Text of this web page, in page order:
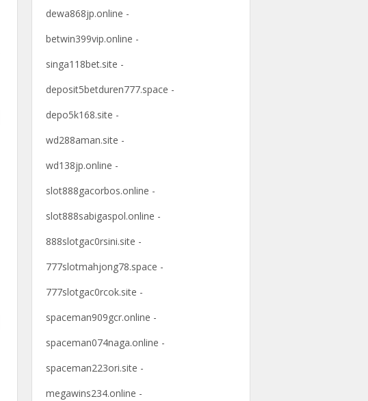
dewa868jp.online -
betwin399vip.online -
singa118bet.site -
deposit5betduren777.space -
depo5k168.site -
wd288aman.site -
wd138jp.online -
slot888gacorbos.online -
slot888sabigaspol.online -
888slotgac0rsini.site -
777slotmahjong78.space -
777slotgac0rcok.site -
spaceman909gcr.online -
spaceman074naga.online -
spaceman223ori.site -
megawins234.online -